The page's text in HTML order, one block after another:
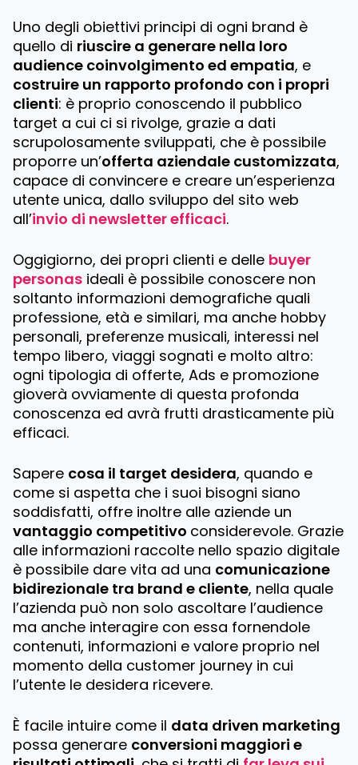
Uno degli obiettivi principi di ogni brand è
quello di riuscire a generare nella loro
audience coinvolgimento ed empatia, e
costruire un rapporto profondo con i propri
clienti: è proprio conoscendo il pubblico
target a cui ci si rivolge, grazie a dati
scrupolosamente sviluppati, che è possibile
proporre un’offerta aziendale customizzata,
capace di convincere e creare un’esperienza
utente unica, dallo sviluppo del sito web
all’invio di newsletter efficaci.
Oggigiorno, dei propri clienti e delle buyer
personas ideali è possibile conoscere non
soltanto informazioni demografiche quali
professione, età e similari, ma anche hobby
personali, preferenze musicali, interessi nel
tempo libero, viaggi sognati e molto altro:
ogni tipologia di offerte, Ads e promozione
gioverà ovviamente di questa profonda
conoscenza ed avrà frutti drasticamente più
efficaci.
Sapere cosa il target desidera, quando e
come si aspetta che i suoi bisogni siano
soddisfatti, offre inoltre alle aziende un
vantaggio competitivo considerevole. Grazie
alle informazioni raccolte nello spazio digitale
è possibile dare vita ad una comunicazione
bidirezionale tra brand e cliente, nella quale
l’azienda può non solo ascoltare l’audience
ma anche interagire con essa fornendole
contenuti, informazioni e valore proprio nel
momento della customer journey in cui
l’utente le desidera ricevere.
È facile intuire come il data driven marketing
possa generare conversioni maggiori e